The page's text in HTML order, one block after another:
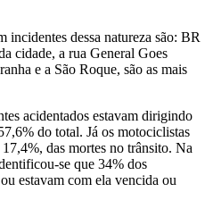
incidentes dessa natureza são: BR
cidade, a rua General Goes
e a São Roque, são as mais
acidentados estavam dirigindo
do total. Já os motociclistas
das mortes no trânsito. Na
se que 34% dos
estavam com ela vencida ou